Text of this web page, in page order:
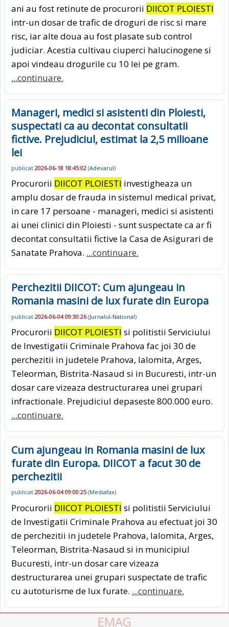
ani au fost retinute de procurorii DIICOT PLOIESTI
intr-un dosar de trafic de droguri de risc si mare
risc, iar alte doua au fost plasate sub control
judiciar. Acestia cultivau ciuperci halucinogene si
apoi vindeau drogurile cu 10 lei pe gram.
...continuare.
Manageri, medici si asistenti din Ploiesti,
suspectati ca au decontat consultatii
fictive. Prejudiciul, estimat la 2,5 milioane
lei
publicat 2026-06-18 18:45:02 (Adevarul)
Procurorii DIICOT PLOIESTI investigheaza un
amplu dosar de frauda in sistemul medical privat,
in care 17 persoane - manageri, medici si asistenti
ai unei clinici din Ploiesti - sunt suspectate ca ar fi
decontat consultatii fictive la Casa de Asigurari de
Sanatate Prahova. ...continuare.
Perchezitii DIICOT: Cum ajungeau in
Romania masini de lux furate din Europa
publicat 2026-06-04 09:30:26(Jurnalul-National)
Procurorii DIICOT PLOIESTI si politistii Serviciului
de Investigatii Criminale Prahova fac joi 30 de
perchezitii in judetele Prahova, Ialomita, Arges,
Teleorman, Bistrita-Nasaud si in Bucuresti, intr-un
dosar care vizeaza destructurarea unei grupari
infractionale. Prejudiciul depaseste 800.000 euro.
...continuare.
Cum ajungeau in Romania masini de lux
furate din Europa. DIICOT a facut 30 de
perchezitii
publicat 2026-06-04 09:00:25(Mediafax)
Procurorii DIICOT PLOIESTI si politistii Serviciului
de Investigatii Criminale Prahova au efectuat joi 30
de perchezitii in judetele Prahova, Ialomita, Arges,
Teleorman, Bistrita-Nasaud si in municipiul
Bucuresti, intr-un dosar care vizeaza
destructurarea unei grupari suspectate de trafic
cu autoturisme de lux furate. ...continuare.
EMAG